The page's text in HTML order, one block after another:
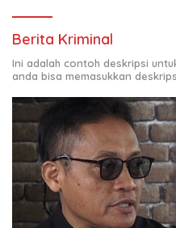
Berita Kriminal
Ini adalah contoh deskripsi
anda bisa memasukkan